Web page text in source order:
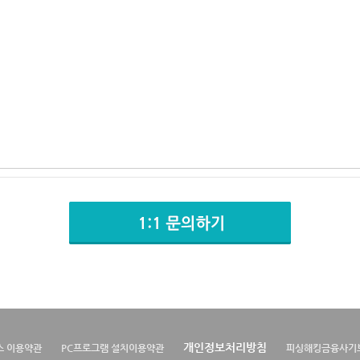
이용약관 PC프로그램 설치이용약관 개인정보처리방침 피싱해킹금융사기